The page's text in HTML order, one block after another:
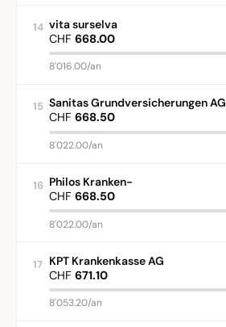
14 vita surselva
CHF 668.00
8'016.00/an
15 Sanitas Grundversicherungen AG
CHF 668.50
8'022.00/an
16 Philos Kranken-
CHF 668.50
8'022.00/an
17 KPT Krankenkasse AG
CHF 671.10
8'053.20/an